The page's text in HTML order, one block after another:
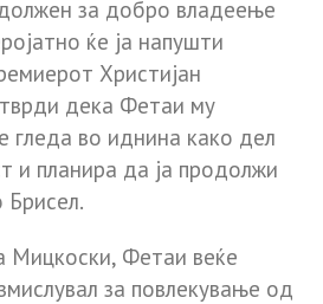
за добро владеење
ќе ја напушти
Христијан
дека Фетаи му
гледа во иднина како дел
и планира да ја продолжи
Брисел.
Мицкоски, Фетаи веќе
за повлекување од